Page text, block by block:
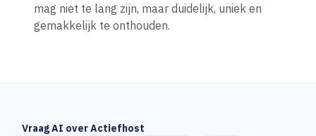
mag niet te lang zijn, maar duidelijk, uniek en
gemakkelijk te onthouden.
Vraag AI over Actiefhost